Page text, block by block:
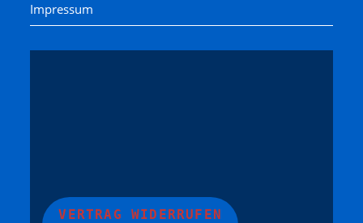
Impressum
VERTRAG WIDERRUFEN